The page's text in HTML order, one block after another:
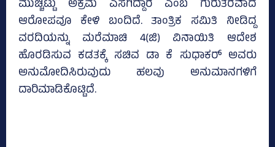
ಮುಚ್ಚಿಟ್ಟು ಅಕ್ರಮ ಎಸಗಿದ್ದಾರೆ ಎಂಬ ಗುರುತರವಾದ
ಆರೋಪವೂ ಕೇಳಿ ಬಂದಿದೆ. ತಾಂತ್ರಿಕ ಸಮಿತಿ ನೀಡಿದ್ದ
ವರದಿಯನ್ನು ಮರೆಮಾಚಿ 4(ಜಿ) ವಿನಾಯಿತಿ ಆದೇಶ
ಹೊರಡಿಸುವ ಕಡತಕ್ಕೆ ಸಚಿವ ಡಾ ಕೆ ಸುಧಾಕರ್‌ ಅವರು
ಅನುಮೋದಿಸಿರುವುದು ಹಲವು ಅನುಮಾನಗಳಿಗೆ
ದಾರಿಮಾಡಿಕೊಟ್ಟಿದೆ.